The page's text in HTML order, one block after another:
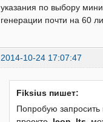
указания по выбору
генерации почти на 60
2014-10-24 17:07:47
Fiksius пишет:
Попробую